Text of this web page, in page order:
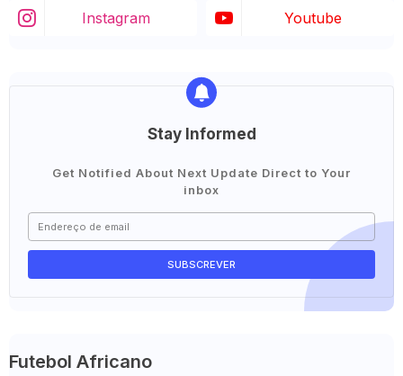
Instagram Youtube
Stay Informed
Get Notified About Next Update Direct to Your
inbox
Futebol Africano